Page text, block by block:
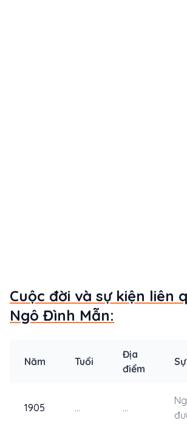
Cuộc đời và sự kiện liên
Ngô Đình Mẫn:
Năm Tuổi
Địa
điểm
1905 ... ...